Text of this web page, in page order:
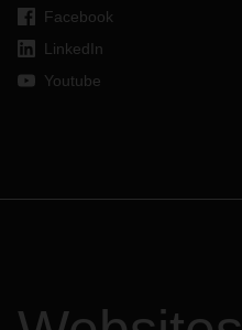
Facebook
LinkedIn
Youtube